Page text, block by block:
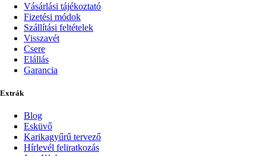
Vásárlási tájékoztató
Fizetési módok
Szállítási feltételek
Visszavét
Csere
Elállás
Garancia
Extrák
Blog
Esküvő
Karikagyűrű tervező
Hírlevél feliratkozás